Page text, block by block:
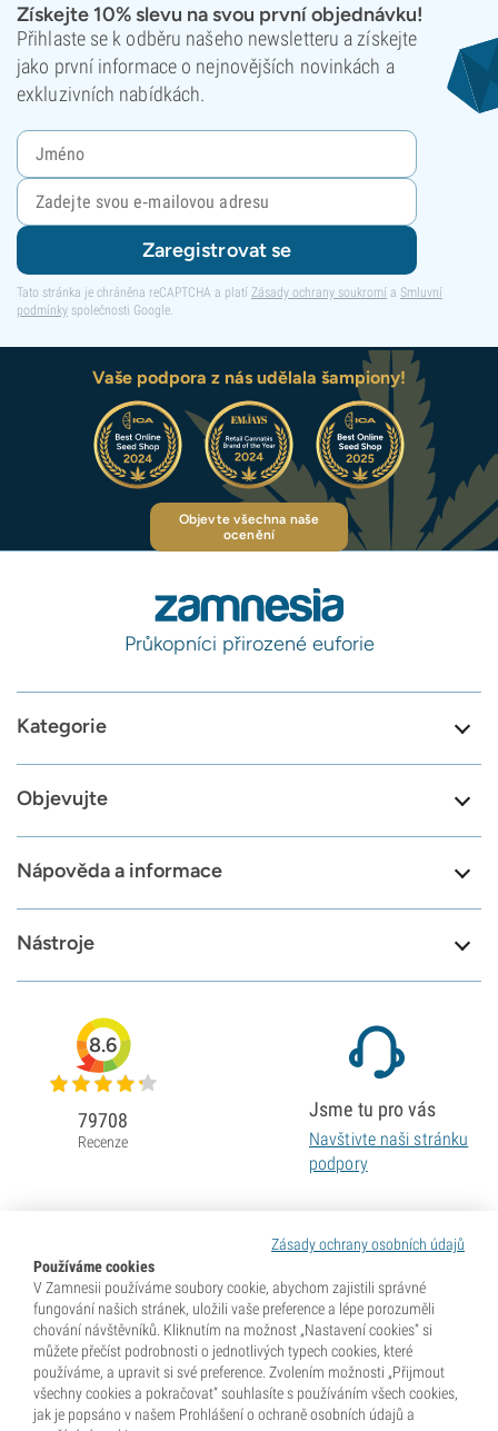
Získejte 10% slevu na svou první objednávku!
Přihlaste se k odběru našeho newsletteru a získejte
jako první informace o nejnovějších novinkách a
exkluzivních nabídkách.
Zaregistrovat se
Tato stránka je chráněna reCAPTCHA a platí Zásady ochrany soukromí a Smluvní
podmínky společnosti Google.
Vaše podpora z nás udělala šampiony!
Objevte všechna naše
ocenění
Průkopníci přirozené euforie
Kategorie
Objevujte
Nápověda a informace
Nástroje
Zásady ochrany osobních údajů
Používáme cookies
V Zamnesii používáme soubory cookie, abychom zajistili správné
fungování našich stránek, uložili vaše preference a lépe porozuměli
chování návštěvníků. Kliknutím na možnost „Nastavení cookies“ si
můžete přečíst podrobnosti o jednotlivých typech cookies, které
používáme, a upravit si své preference. Zvolením možnosti „Přijmout
všechny cookies a pokračovat“ souhlasíte s používáním všech cookies,
jak je popsáno v našem Prohlášení o ochraně osobních údajů a
8.6
79708
Recenze
Jsme tu pro vás
Navštivte naši stránku
podpory